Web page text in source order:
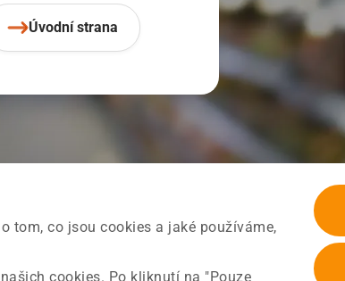
tom, co jsou cookies a jaké používáme,
cookies. Po kliknutí na "Pouze
Úvodní strana